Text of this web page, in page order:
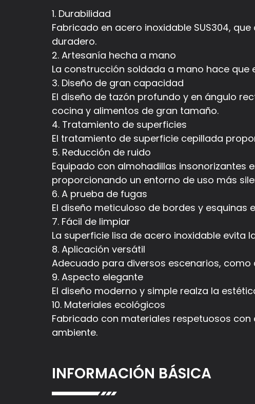
1. Durabilidad
Fabricado en acero inoxidable SUS304,
duradero.
2. Artesanía hecha a mano
La construcción soldada a mano hace
3. Diseño de gran capacidad
El diseño de tazón profundo y en ángulo
cocina y alimentos de gran tamaño.
4. Tratamiento de superficies
El tratamiento de superficie cepillada
5. Reducción de ruido
Equipado con almohadillas insonorizantes
proporcionando un entorno de uso más
6. A prueba de fugas
El diseño meticuloso de bordes y esquinas
7. Fácil de limpiar
La superficie lisa de acero inoxidable evita
8. Aplicación versátil
Adecuado para diversos escenarios,
9. Aspecto elegante
El diseño moderno y simple realza la
10. Materiales ecológicos
Fabricado con materiales respetuosos
ambiente.
INFORMACIÓN BÁSICA